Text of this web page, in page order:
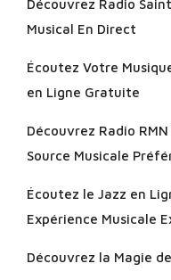
Découvrez Radio
Musical En Direct
Écoutez Votre
en Ligne Gratuite
Découvrez Radio
Source Musicale
Écoutez le Jazz en
Expérience Musicale
Découvrez la Magie